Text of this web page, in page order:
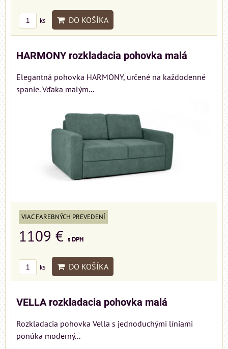
ks DO KOŠÍKA
HARMONY rozkladacia pohovka malá
Elegantná pohovka HARMONY, určené na každodenné
spanie. Vďaka malým...
VIAC FAREBNÝCH PREVEDENÍ
1109 € s DPH
ks DO KOŠÍKA
VELLA rozkladacia pohovka malá
Rozkladacia pohovka Vella s jednoduchými líniami
ponúka moderný...